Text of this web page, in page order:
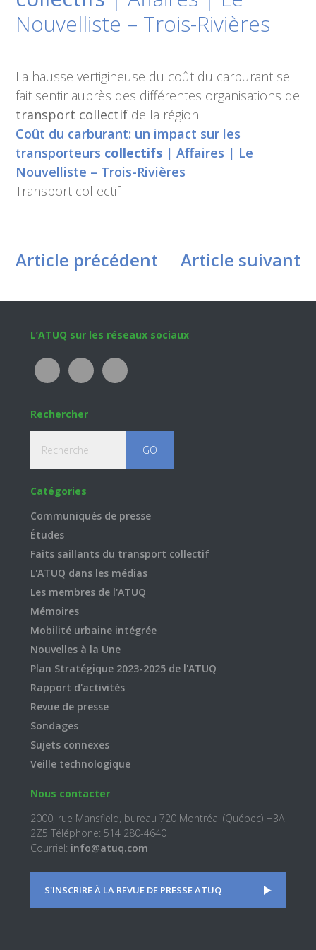
Nouvelliste – Trois-Rivières
La hausse vertigineuse du coût du carburant se
fait sentir auprès des différentes organisations de
transport collectif de la région.
Coût du carburant: un impact sur les
transporteurs collectifs | Affaires | Le
Nouvelliste – Trois-Rivières
Transport collectif
Article précédent Article suivant
Footer
L’ATUQ sur les réseaux sociaux
Rechercher
Catégories
Communiqués de presse
Études
Faits saillants du transport collectif
L'ATUQ dans les médias
Les membres de l'ATUQ
Mémoires
Mobilité urbaine intégrée
Nouvelles à la Une
Plan Stratégique 2023-2025 de l'ATUQ
Rapport d'activités
Revue de presse
Sondages
Sujets connexes
Veille technologique
Nous contacter
2000, rue Mansfield, bureau 720 Montréal (Québec) H3A
2Z5 Téléphone: 514 280-4640
Courriel: info@atuq.com
S'INSCRIRE À LA REVUE DE PRESSE ATUQ